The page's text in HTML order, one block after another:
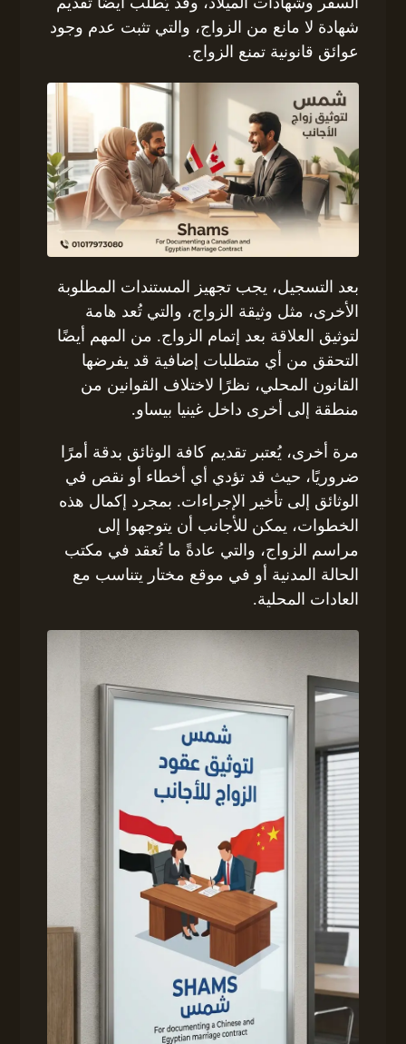
شهادة لا مانع من الزواج، والتي تثبت عدم وجود
عوائق قانونية تمنع الزواج.
بعد التسجيل، يجب تجهيز المستندات المطلوبة
الأخرى، مثل وثيقة الزواج، والتي تُعد هامة
لتوثيق العلاقة بعد إتمام الزواج. من المهم أيضًا
التحقق من أي متطلبات إضافية قد يفرضها
القانون المحلي، نظرًا لاختلاف القوانين من
منطقة إلى أخرى داخل غينيا بيساو.
مرة أخرى، يُعتبر تقديم كافة الوثائق بدقة أمرًا
ضروريًا، حيث قد تؤدي أي أخطاء أو نقص في
الوثائق إلى تأخير الإجراءات. بمجرد إكمال هذه
الخطوات، يمكن للأجانب أن يتوجهوا إلى
مراسم الزواج، والتي عادةً ما تُعقد في مكتب
الحالة المدنية أو في موقع مختار يتناسب مع
العادات المحلية.